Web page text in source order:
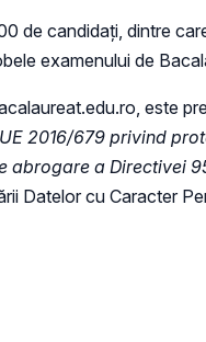
de candidați, dintre
examenului de
este
2016/679 privind
a Directivei
Datelor cu Caracter